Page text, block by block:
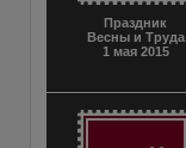
Праздник
Весны и Труда
1 мая 2015